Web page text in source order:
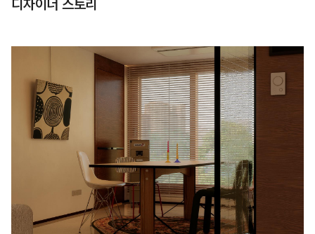
디자이너 스토리